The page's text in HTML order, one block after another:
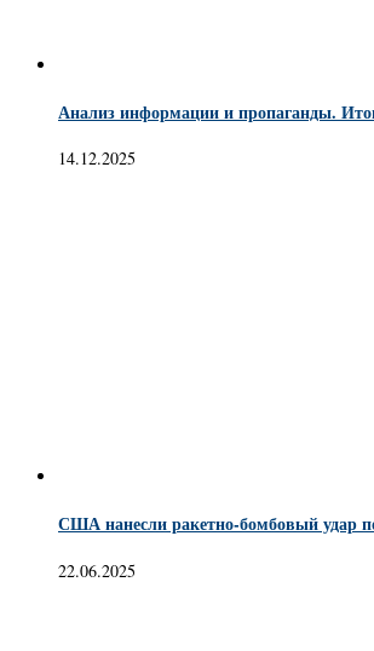
Анализ информации и пропаганды.
14.12.2025
США нанесли ракетно-бомбовый удар
22.06.2025